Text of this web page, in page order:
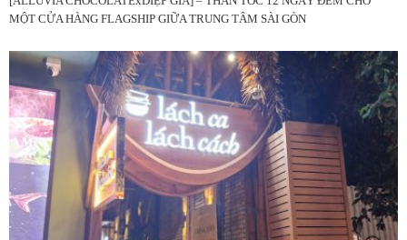
MỘT CỬA HÀNG FLAGSHIP GIỮA TRUNG TÂM SÀI GÒN